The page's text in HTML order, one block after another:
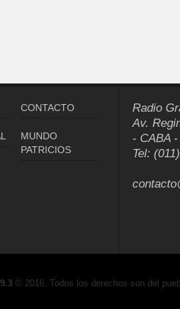
CONTACTO
MUNDO
PATRICIOS
Radio
Av.
- CABA -
Tel:
© 2016. Todos los derechos son del